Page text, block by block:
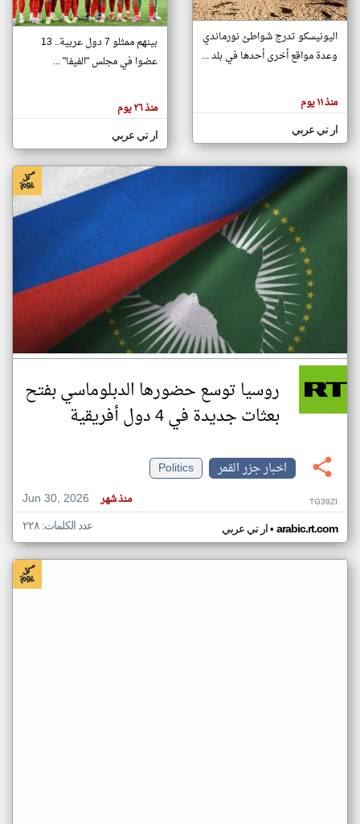
تغيير الدولة
اخبار جزر القمر على مدار الساعة
أهم اخبار جزر القمر العاجلة والمباشرة
هنا عن
وجهة
كاتبيها.
اليونيسكو تدرج شواطئ نورماندي
وعدة مواقع أخرى أحدها في بلد ...
منذ ١١ يوم
ار تي عربي
بينهم ممثلو 7 دول عربية.. 13
عضوا في مجلس "الفيفا" ...
منذ ٢٦ يوم
ار تي عربي
روسيا توسع حضورها الدبلوماسي بفتح
بعثات جديدة في 4 دول أفريقية
اخبار جزر القمر
Politics
Jun 30, 2026
منذ شهر TG39ZI
ار تي عربي• arabic.rt.com عدد الكلمات: ٢٢٨
klyoum.com